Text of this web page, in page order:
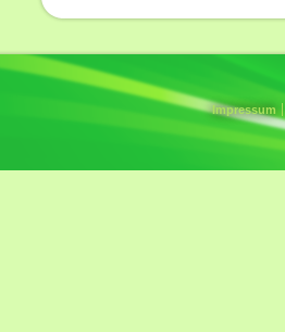
Impressum